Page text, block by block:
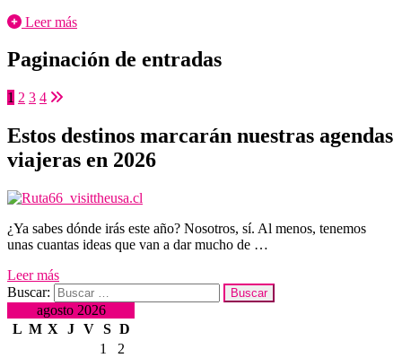
Leer más
Paginación de entradas
1 2 3 4
Estos destinos marcarán nuestras agendas
viajeras en 2026
¿Ya sabes dónde irás este año? Nosotros, sí. Al menos, tenemos
unas cuantas ideas que van a dar mucho de …
Leer más
Buscar:
agosto 2026
L M X J V S D
1
2